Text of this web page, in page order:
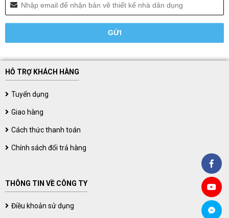
HỖ TRỢ KHÁCH HÀNG
Tuyển dụng
Giao hàng
Cách thức thanh toán
Chính sách đổi trả hàng
THÔNG TIN VỀ CÔNG TY
Điều khoản sử dụng